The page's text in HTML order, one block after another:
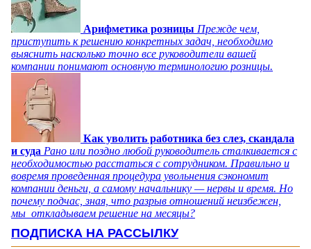
Арифметика розницы Прежде чем,
приступить к решению конкретных задач, необходимо
выяснить насколько точно все руководители вашей
компании понимают основную терминологию розницы.
Как уволить работника без слез, скандала
и суда Рано или поздно любой руководитель сталкивается с
необходимостью расстаться с сотрудником. Правильно и
вовремя проведенная процедура увольнения сэкономит
компании деньги, а самому начальнику — нервы и время. Но
почему подчас, зная, что разрыв отношений неизбежен,
мы откладываем решение на месяцы?
ПОДПИСКА НА РАССЫЛКУ